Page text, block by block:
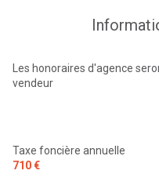
Les honoraires d'agence
vendeur
Taxe foncière annuelle
710 €